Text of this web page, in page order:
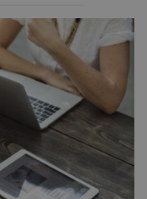
hantaviru na
i pro odborníky.
zažehnáno.
Hantavirus […]